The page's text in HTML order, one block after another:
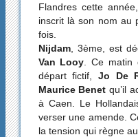
Flandres cette année,
inscrit là son nom au
fois.
Nijdam, 3ème, est
Van Looy . Ce
départ fictif, Jo De
Maurice Benet qu’il
à Caen. Le
verser une amende.
la tension qui règne